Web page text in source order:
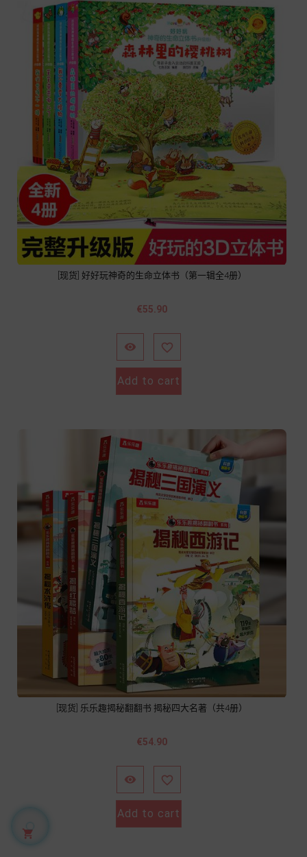
[现货] 好好玩神奇的生命立体书（第一辑全4册）
Price
€55.90
 
Add to cart
[现货] 乐乐趣揭秘翻翻书 揭秘四大名著（共4册）
Price
€54.90
 
Add to cart
